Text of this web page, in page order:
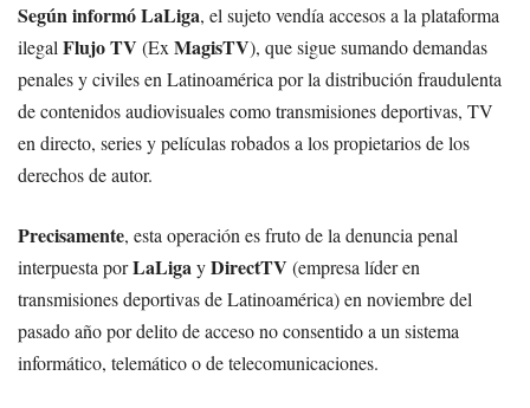
Según informó LaLiga, el sujeto vendía accesos a la plataforma
ilegal Flujo TV (Ex MagisTV), que sigue sumando demandas
penales y civiles en Latinoamérica por la distribución fraudulenta
de contenidos audiovisuales como transmisiones deportivas, TV
en directo, series y películas robados a los propietarios de los
derechos de autor.
Precisamente, esta operación es fruto de la denuncia penal
interpuesta porLaLigayDirectTV (empresa líder en
transmisiones deportivas de Latinoamérica) en noviembre del
pasado año por delito de acceso no consentido a un sistema
informático, telemático o de telecomunicaciones.